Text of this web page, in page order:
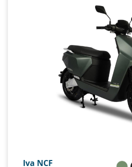
Iva NCF